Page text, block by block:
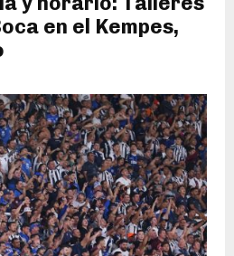
en el Kempes,